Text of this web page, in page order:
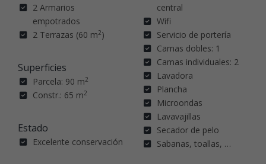
2 Armarios
empotrados
2 Terrazas (60 m2)
Superficies
Parcela: 90 m2
Constr.: 65 m2
Estado
Excelente conservación
central
Wifi
Servicio de portería
Camas dobles: 1
Camas individuales: 2
Lavadora
Plancha
Microondas
Lavavajillas
Secador de pelo
Sabanas, toallas, …